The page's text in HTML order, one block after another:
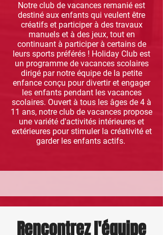
Notre club de vacances remanié est
destiné aux enfants qui veulent être
créatifs et participer à des travaux
manuels et à des jeux, tout en
continuant à participer à certains de
leurs sports préférés ! Holiday Club est
un programme de vacances scolaires
dirigé par notre équipe de la petite
enfance conçu pour divertir et engager
les enfants pendant les vacances
scolaires. Ouvert à tous les âges de 4 à
11 ans, notre club de vacances propose
une variété d'activités intérieures et
extérieures pour stimuler la créativité et
garder les enfants actifs.
Rencontrez l'équipe